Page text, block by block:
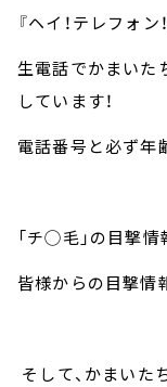
『ヘイ！テレフォン！
生電話でかまいた
しています！
電話番号と必ず年
「チ◯毛」の目撃
皆様からの目撃情
そして、かまいた